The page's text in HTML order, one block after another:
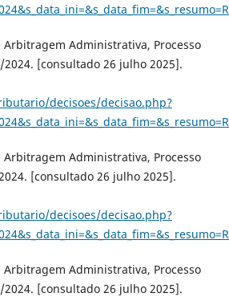
Arbitragem Administrativa, Processo
[consultado 26 julho 2025].
decisoes/decisao.php?
Arbitragem Administrativa, Processo
[consultado 26 julho 2025].
decisoes/decisao.php?
Arbitragem Administrativa, Processo
[consultado 26 julho 2025].